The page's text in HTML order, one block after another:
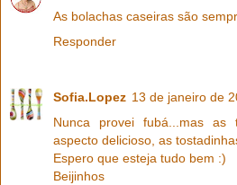
As bolachas caseiras são
Responder
Sofia.Lopez 13 de janeiro de
Nunca provei fubá...mas as
aspecto delicioso, as
Espero que esteja tudo bem :)
Beijinhos